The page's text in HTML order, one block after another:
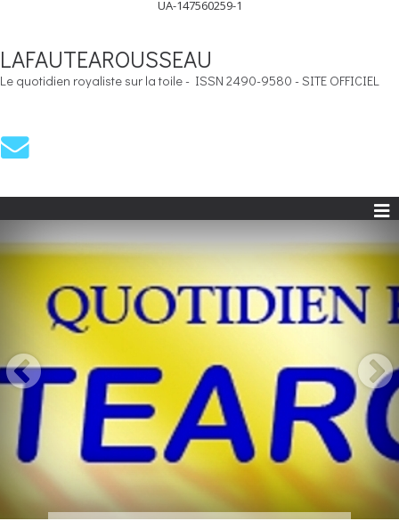
UA-147560259-1
LAFAUTEAROUSSEAU
Le quotidien royaliste sur la toile - ISSN 2490-9580 - SITE OFFICIEL